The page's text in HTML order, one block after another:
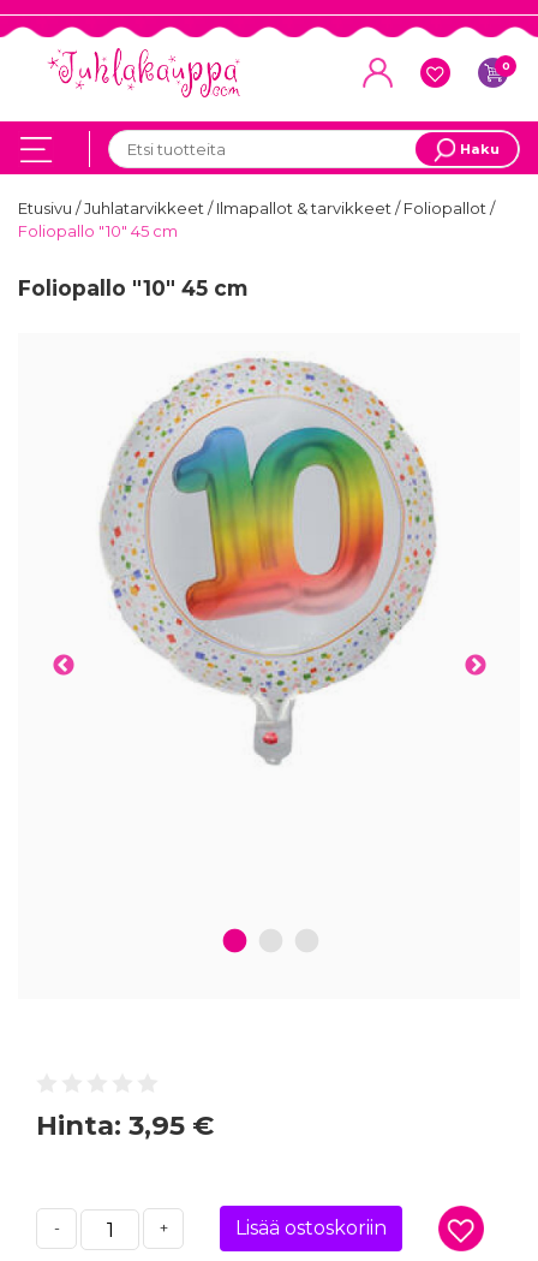
0
Haku
Etusivu /Juhlatarvikkeet/Ilmapallot & tarvikkeet/Foliopallot/
Foliopallo "10" 45 cm
Foliopallo "10" 45 cm
1 2 3
Hinta: 3,95 €
- + Lisää ostoskoriin